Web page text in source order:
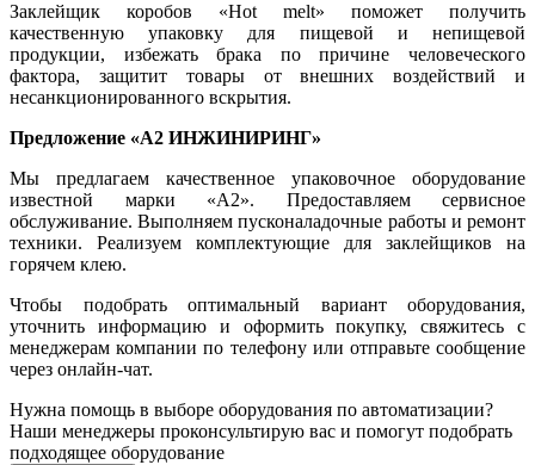
Заклейщик коробов «Hot melt» поможет получить
качественную упаковку для пищевой и непищевой
продукции, избежать брака по причине человеческого
фактора, защитит товары от внешних воздействий и
несанкционированного вскрытия.
Предложение «А2 ИНЖИНИРИНГ»
Мы предлагаем качественное упаковочное оборудование
известной марки «А2». Предоставляем сервисное
обслуживание. Выполняем пусконаладочные работы и ремонт
техники. Реализуем комплектующие для заклейщиков на
горячем клею.
Чтобы подобрать оптимальный вариант оборудования,
уточнить информацию и оформить покупку, свяжитесь с
менеджерам компании по телефону или отправьте сообщение
через онлайн-чат.
Нужна помощь в выборе оборудования по автоматизации?
Наши менеджеры проконсультирую вас и помогут подобрать
подходящее оборудование